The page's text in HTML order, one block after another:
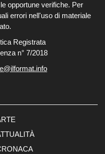
opportune verifiche. Per
errori nell'uso di materiale
Registrata
n° 7/2018